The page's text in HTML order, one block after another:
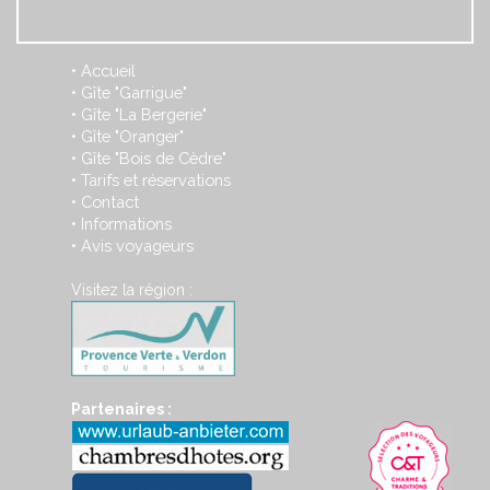
• Accueil
• Gîte "Garrigue"
• Gîte "La Bergerie"
• Gîte "Oranger"
• Gîte "Bois de Cèdre"
• Tarifs et réservations
• Contact
• Informations
• Avis voyageurs
Visitez la région :
Partenaires :